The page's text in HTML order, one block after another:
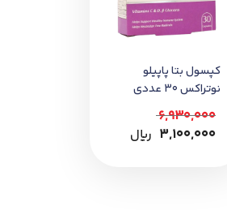
کپسول بتا پاپیلو
نوتراکس 30 عددی
6,930,000
3,100,000 ﷼